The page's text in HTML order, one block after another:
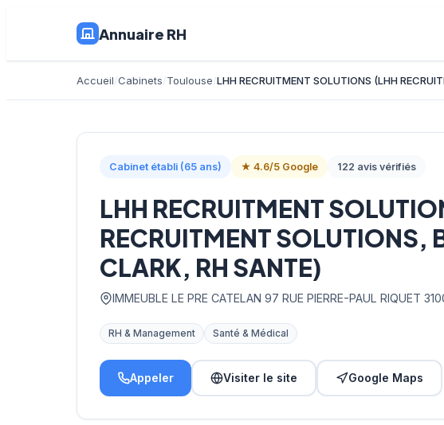
Annuaire RH
Accueil Cabinets Toulouse LHH RECRUITMENT SOLUTIONS (LHH
Cabinet établi (65 ans) ★ 4.6/5 Google 122 avis vérifiés
LHH RECRUITMENT
RECRUITMENT SOLUTIONS,
CLARK, RH SANTE)
IMMEUBLE LE PRE CATELAN 97 RUE PIERRE-PAUL RIQUET
RH & Management Santé & Médical
Appeler Visiter le site Google Maps